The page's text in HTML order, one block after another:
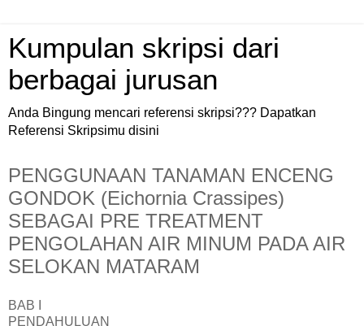
Kumpulan skripsi dari
berbagai jurusan
Anda Bingung mencari referensi skripsi??? Dapatkan
Referensi Skripsimu disini
PENGGUNAAN TANAMAN ENCENG
GONDOK (Eichornia Crassipes)
SEBAGAI PRE TREATMENT
PENGOLAHAN AIR MINUM PADA AIR
SELOKAN MATARAM
BAB I
PENDAHULUAN